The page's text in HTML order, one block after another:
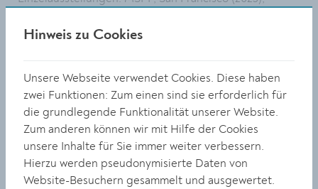
(2024); re.riddle gallery, San Francisco (2024);
Lab, Paris (2019); u.v.m
Jurybegründung
Das Stilmittel des Trompe-l’œil, der Augentäuschung,
reicht bis zu den Malern des antiken Griechenlands
zurück. Der athenische Meister Parrhasios malte einen
Vorhang so überzeugend, dass sein Rivale Zeuxis
Hinweis zu Cookies
Unsere Webseite verwendet Cookies. Diese haben
zwei Funktionen: Zum einen sind sie erforderlich für
die grundlegende Funktionalität unserer Website.
Zum anderen können wir mit Hilfe der Cookies
unsere Inhalte für Sie immer weiter verbessern.
Hierzu werden pseudonymisierte Daten von
Website-Besuchern gesammelt und ausgewertet.